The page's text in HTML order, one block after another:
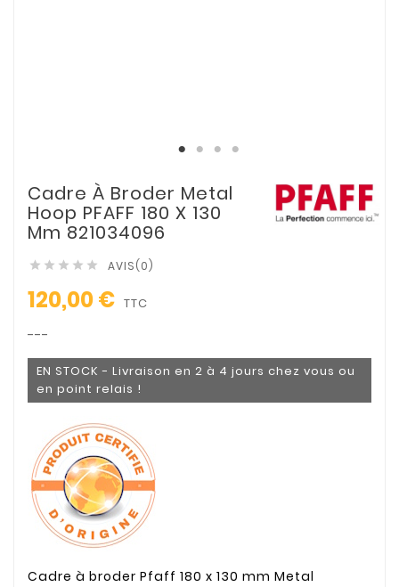
Cadre À Broder Metal
Hoop PFAFF 180 X 130
Mm 821034096
     AVIS(0)
120,00 € TTC
---
EN STOCK - Livraison en 2 à 4 jours chez vous ou
en point relais !
Cadre à broder Pfaff 180 x 130 mm Metal